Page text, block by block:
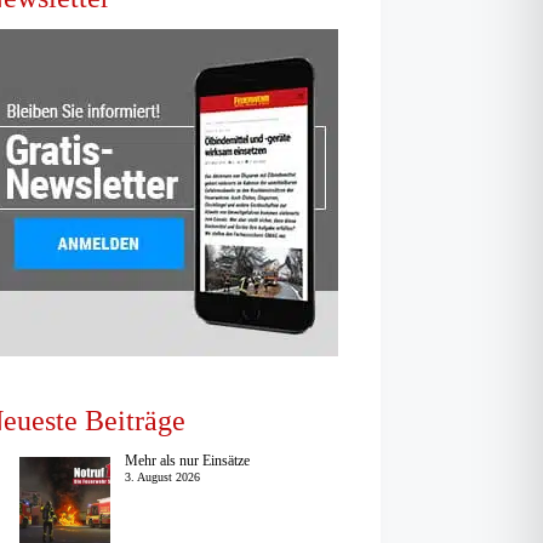
Beiträge
Mehr als nur Einsätze
3. August 2026